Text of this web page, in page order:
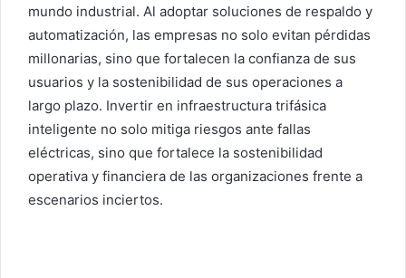
mundo industrial. Al adoptar soluciones de respaldo y
automatización, las empresas no solo evitan pérdidas
millonarias, sino que fortalecen la confianza de sus
usuarios y la sostenibilidad de sus operaciones a
largo plazo. Invertir en infraestructura trifásica
inteligente no solo mitiga riesgos ante fallas
eléctricas, sino que fortalece la sostenibilidad
operativa y financiera de las organizaciones frente a
escenarios inciertos.